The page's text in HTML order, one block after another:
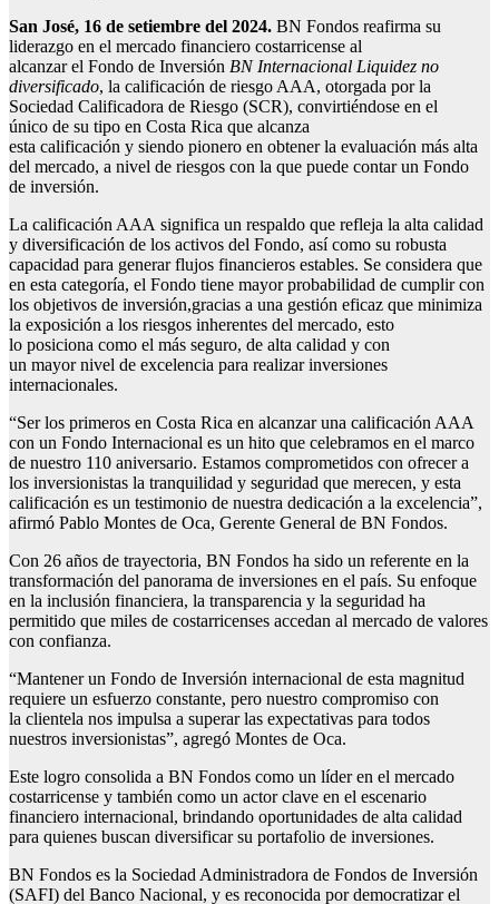
San José, 16 de setiembre del 2024. BN Fondos reafirma su
liderazgo en el mercado financiero costarricense al
alcanzar el Fondo de Inversión BN Internacional Liquidez no
diversificado, la calificación de riesgo AAA, otorgada por la
Sociedad Calificadora de Riesgo (SCR), convirtiéndose en el
único de su tipo en Costa Rica que alcanza
esta calificación y siendo pionero en obtener la evaluación más alta
del mercado, a nivel de riesgos con la que puede contar un Fondo
de inversión.
La calificación AAA significa un respaldo que refleja la alta calidad
y diversificación de los activos del Fondo, así como su robusta
capacidad para generar flujos financieros estables. Se considera que
en esta categoría, el Fondo tiene mayor probabilidad de cumplir con
los objetivos de inversión,gracias a una gestión eficaz que minimiza
la exposición a los riesgos inherentes del mercado, esto
lo posiciona como el más seguro, de alta calidad y con
un mayor nivel de excelencia para realizar inversiones
internacionales.
“Ser los primeros en Costa Rica en alcanzar una calificación AAA
con un Fondo Internacional es un hito que celebramos en el marco
de nuestro 110 aniversario. Estamos comprometidos con ofrecer a
los inversionistas la tranquilidad y seguridad que merecen, y esta
calificación es un testimonio de nuestra dedicación a la excelencia”,
afirmó Pablo Montes de Oca, Gerente General de BN Fondos.
Con 26 años de trayectoria, BN Fondos ha sido un referente en la
transformación del panorama de inversiones en el país. Su enfoque
en la inclusión financiera, la transparencia y la seguridad ha
permitido que miles de costarricenses accedan al mercado de valores
con confianza.
“Mantener un Fondo de Inversión internacional de esta magnitud
requiere un esfuerzo constante, pero nuestro compromiso con
la clientela nos impulsa a superar las expectativas para todos
nuestros inversionistas”, agregó Montes de Oca.
Este logro consolida a BN Fondos como un líder en el mercado
costarricense y también como un actor clave en el escenario
financiero internacional, brindando oportunidades de alta calidad
para quienes buscan diversificar su portafolio de inversiones.
BN Fondos es la Sociedad Administradora de Fondos de Inversión
(SAFI) del Banco Nacional, y es reconocida por democratizar el